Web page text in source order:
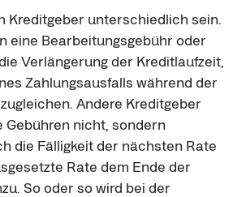
Kreditgeber unterschiedlich sein.
eine Bearbeitungsgebühr oder
Verlängerung der Kreditlaufzeit,
Zahlungsausfalls während der
Andere Kreditgeber
Gebühren nicht, sondern
die Fälligkeit der nächsten Rate
Rate dem Ende der
So oder so wird bei der